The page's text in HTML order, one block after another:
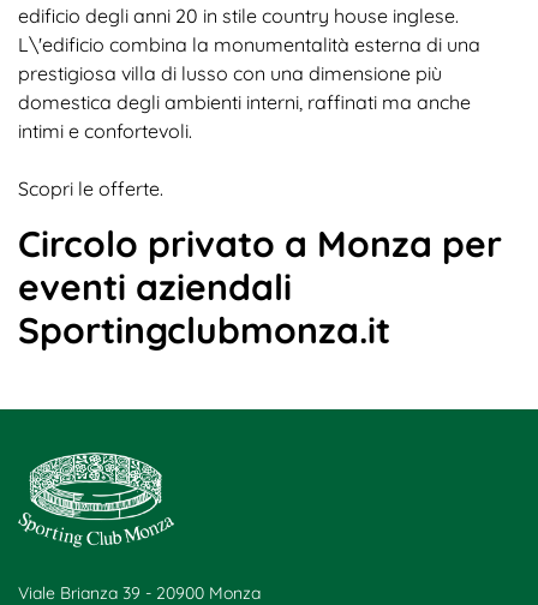
edificio degli anni 20 in stile country house inglese.
L\'edificio combina la monumentalità esterna di una
prestigiosa villa di lusso con una dimensione più
domestica degli ambienti interni, raffinati ma anche
intimi e confortevoli.
Scopri le offerte.
Circolo privato a Monza per
eventi aziendali
Sportingclubmonza.it
Viale Brianza 39 - 20900 Monza